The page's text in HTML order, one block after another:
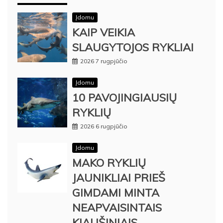
Įdomu
KAIP VEIKIA
SLAUGYTOJOS RYKLIAI
2026 7 rugpjūčio
Įdomu
10 PAVOJINGIAUSIŲ
RYKLIŲ
2026 6 rugpjūčio
Įdomu
MAKO RYKLIŲ
JAUNIKLIAI PRIEŠ
GIMDAMI MINTA
NEAPVAISINTAIS